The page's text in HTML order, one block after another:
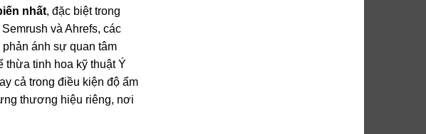
nhất, đặc biệt trong
và Ahrefs, các
ánh sự quan tâm
thừa tinh hoa kỹ thuật Ý
cả trong điều kiện độ ẩm
thương hiệu riêng, nơi